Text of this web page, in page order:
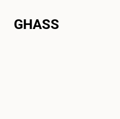
GHASS